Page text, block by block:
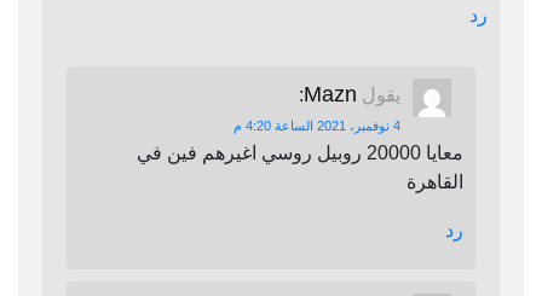
رد
يقول Mazn
:
4 نوفمبر، 2021 الساعة 4:20 م
معايا 20000 روبيل روسي اغيرهم فين في
القاهرة
رد